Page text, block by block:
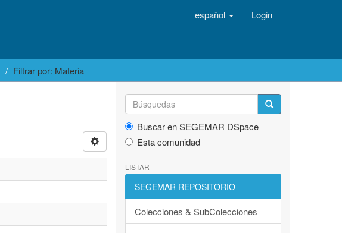
español Login
Filtrar por: Materia
Buscar en SEGEMAR DSpace
Esta comunidad
LISTAR
SEGEMAR REPOSITORIO
Colecciones & SubColecciones